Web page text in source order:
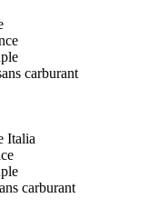
carburant
Italia
carburant